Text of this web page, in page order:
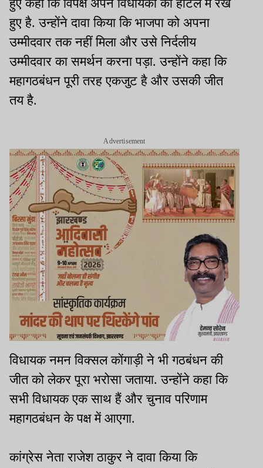
हुए कहा कि विपक्ष अपने विधायकों को होटल में रखे
हुए है. उन्होंने दावा किया कि भाजपा को अपना
उम्मीदवार तक नहीं मिला और उसे निर्दलीय
उम्मीदवार का समर्थन करना पड़ा. उन्होंने कहा कि
महागठबंधन पूरी तरह एकजुट है और उसकी जीत
तय है.
Advertisement
विधायक नमन विक्सल कोंगाड़ी ने भी गठबंधन की
जीत को लेकर पूरा भरोसा जताया. उन्होंने कहा कि
सभी विधायक एक साथ हैं और चुनाव परिणाम
महागठबंधन के पक्ष में आएगा.
कांग्रेस नेता राजेश ठाकुर ने दावा किया कि